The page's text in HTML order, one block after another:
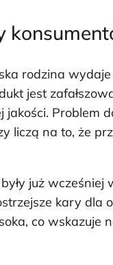
rodzina
jest
Problem
liczą na to, że
już
kary dla
co wskazuje